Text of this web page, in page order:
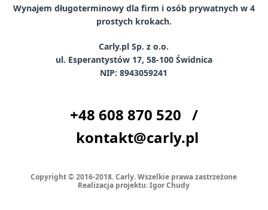
Wynajem długoterminowy dla firm i osób prywatnych w 4
prostych krokach.
Carly.pl Sp. z o.o.
ul. Esperantystów 17, 58-100 Świdnica
NIP: 8943059241
+48 608 870 520 /
kontakt@carly.pl
Copyright © 2016-2018. Carly. Wszelkie prawa zastrzeżone
Realizacja projektu:Igor Chudy